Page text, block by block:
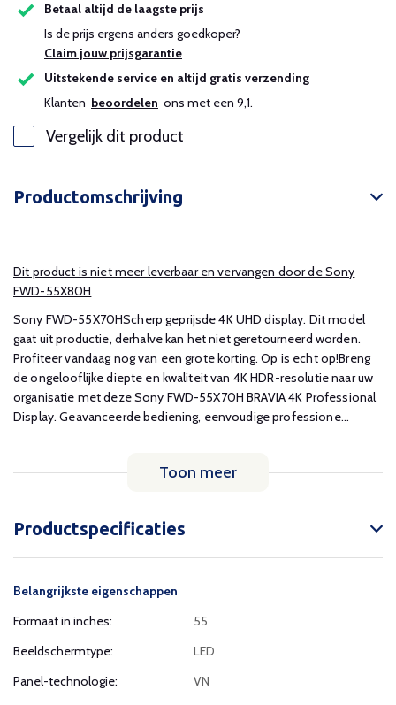
Betaal altijd de laagste prijs
Is de prijs ergens anders goedkoper?
Claim jouw prijsgarantie
Uitstekende service en altijd gratis verzending
Klanten beoordelen ons met een 9,1.
Vergelijk dit product
Productomschrijving
Dit product is niet meer leverbaar en vervangen door de Sony
FWD-55X80H
Sony FWD-55X70HScherp geprijsde 4K UHD display. Dit model
gaat uit productie, derhalve kan het niet geretourneerd worden.
Profiteer vandaag nog van een grote korting. Op is echt op!Breng
de ongelooflijke diepte en kwaliteit van 4K HDR-resolutie naar uw
organisatie met deze Sony FWD-55X70H BRAVIA 4K Professional
Display. Geavanceerde bediening, eenvoudige professione...
Toon meer
Productspecificaties
Belangrijkste eigenschappen
Formaat in inches:
55
Beeldschermtype:
LED
Panel-technologie:
VN